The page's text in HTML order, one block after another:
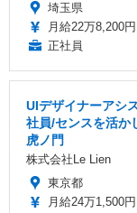
埼玉県
月給22万8,200
正社員
UIデザイナーアシ
社員/センスを活か
虎ノ門
株式会社Le Lien
東京都
月給24万1,500